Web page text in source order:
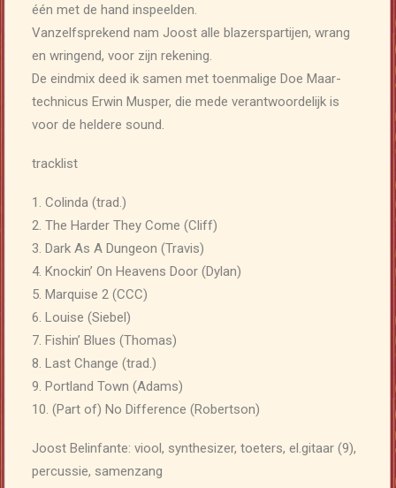
één met de hand inspeelden.
Vanzelfsprekend nam Joost alle blazerspartijen, wrang
en wringend, voor zijn rekening.
De eindmix deed ik samen met toenmalige Doe Maar-
technicus Erwin Musper, die mede verantwoordelijk is
voor de heldere sound.
tracklist
1. Colinda (trad.)
2. The Harder They Come (Cliff)
3. Dark As A Dungeon (Travis)
4. Knockin’ On Heavens Door (Dylan)
5. Marquise 2 (CCC)
6. Louise (Siebel)
7. Fishin’ Blues (Thomas)
8. Last Change (trad.)
9. Portland Town (Adams)
10. (Part of) No Difference (Robertson)
Joost Belinfante: viool, synthesizer, toeters, el.gitaar (9),
percussie, samenzang